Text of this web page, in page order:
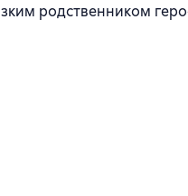
родственником